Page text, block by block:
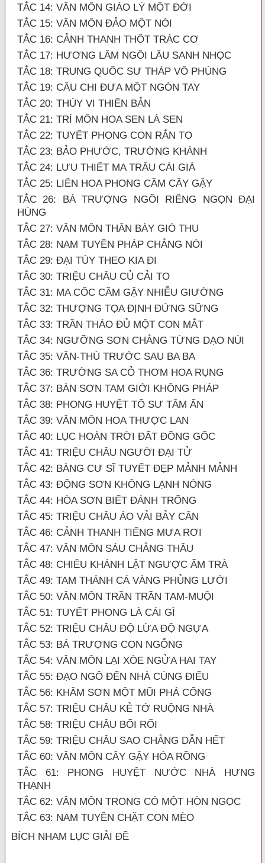
TẮC 14: VÂN MÔN GIÁO LÝ MỘT ĐỜI
TẮC 15: VÂN MÔN ĐẢO MỘT NÓI
TẮC 16: CẢNH THANH THỐT TRÁC CƠ
TẮC 17: HƯƠNG LÂM NGỒI LÂU SANH NHỌC
TẮC 18: TRUNG QUỐC SƯ THÁP VÔ PHÙNG
TẮC 19: CÂU CHI ĐƯA MỘT NGÓN TAY
TẮC 20: THÚY VI THIỀN BẢN
TẮC 21: TRÍ MÔN HOA SEN LÁ SEN
TẮC 22: TUYẾT PHONG CON RẮN TO
TẮC 23: BẢO PHƯỚC, TRƯỜNG KHÁNH
TẮC 24: LƯU THIẾT MA TRÂU CÁI GIÀ
TẮC 25: LIÊN HOA PHONG CẦM CÂY GẬY
TẮC 26: BÁ TRƯỢNG NGỒI RIÊNG NGỌN ĐẠI
HÙNG
TẮC 27: VÂN MÔN THÂN BÀY GIÓ THU
TẮC 28: NAM TUYỀN PHÁP CHẲNG NÓI
TẮC 29: ĐẠI TÙY THEO KIA ĐI
TẮC 30: TRIỆU CHÂU CỦ CẢI TO
TẮC 31: MA CỐC CẦM GẬY NHIỄU GIƯỜNG
TẮC 32: THƯỢNG TỌA ĐỊNH ĐỨNG SỮNG
TẮC 33: TRẦN THÁO ĐỦ MỘT CON MẮT
TẮC 34: NGƯỠNG SƠN CHẲNG TỪNG DẠO NÚI
TẮC 35: VĂN-THÙ TRƯỚC SAU BA BA
TẮC 36: TRƯỜNG SA CỎ THƠM HOA RỤNG
TẮC 37: BÀN SƠN TAM GIỚI KHÔNG PHÁP
TẮC 38: PHONG HUYỆT TỔ SƯ TÂM ẤN
TẮC 39: VÂN MÔN HOA THƯỢC LAN
TẮC 40: LỤC HOÀN TRỜI ĐẤT ĐỒNG GỐC
TẮC 41: TRIỆU CHÂU NGƯỜI ĐẠI TỬ
TẮC 42: BÀNG CƯ SĨ TUYẾT ĐẸP MẢNH MẢNH
TẮC 43: ĐỘNG SƠN KHÔNG LẠNH NÓNG
TẮC 44: HÒA SƠN BIẾT ĐÁNH TRỐNG
TẮC 45: TRIỆU CHÂU ÁO VẢI BẢY CÂN
TẮC 46: CẢNH THANH TIẾNG MƯA RƠI
TẮC 47: VÂN MÔN SÁU CHẲNG THÂU
TẮC 48: CHIÊU KHÁNH LẬT NGƯỢC ẤM TRÀ
TẮC 49: TAM THÁNH CÁ VÀNG PHỦNG LƯỚI
TẮC 50: VÂN MÔN TRẦN TRẦN TAM-MUỘI
TẮC 51: TUYẾT PHONG LÀ CÁI GÌ
TẮC 52: TRIỆU CHÂU ĐỘ LỪA ĐỘ NGỰA
TẮC 53: BÁ TRƯỢNG CON NGỖNG
TẮC 54: VÂN MÔN LẠI XÒE NGỬA HAI TAY
TẮC 55: ĐẠO NGÔ ĐẾN NHÀ CÚNG ĐIẾU
TẮC 56: KHÂM SƠN MỘT MŨI PHÁ CỔNG
TẮC 57: TRIỆU CHÂU KẺ TỚ RUỘNG NHÀ
TẮC 58: TRIỆU CHÂU BỐI RỐI
TẮC 59: TRIỆU CHÂU SAO CHẲNG DẪN HẾT
TẮC 60: VÂN MÔN CÂY GẬY HÓA RỒNG
TẮC 61: PHONG HUYỆT NƯỚC NHÀ HƯNG
THẠNH
TẮC 62: VÂN MÔN TRONG CÓ MỘT HÒN NGỌC
TẮC 63: NAM TUYỀN CHẶT CON MÈO
BÍCH NHAM LỤC GIẢI ĐỀ